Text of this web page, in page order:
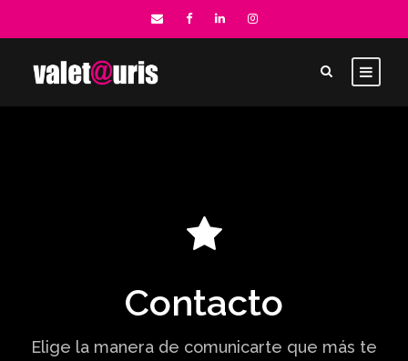
Contacto
Elige la manera de comunicarte que más te